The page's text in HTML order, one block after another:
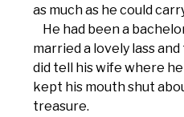
as much as he could
He had been a
married a lovely lass
did tell his wife where
kept his mouth shut
treasure.